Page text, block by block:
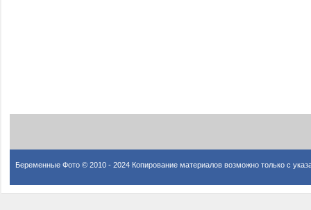
Беременные Фото © 2010 - 2024 Копирование материалов возможно только с